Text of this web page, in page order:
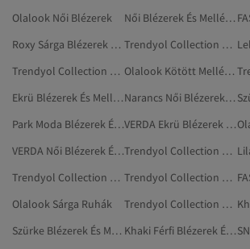
Olalook Női Blézerek
Női Blézerek És Mellények
Roxy Sárga Blézerek És Mellények
Trendyol Collection Szürke Blézerek És Mellények
Trendyol Collection Narancs Blézerek És Mellények
Olalook Kötött Mellények
Ekrü Blézerek És Mellények
Narancs Női Blézerek És Mellények
Park Moda Blézerek És Mellények
VERDA Ekrü Blézerek És Mellények
VERDA Női Blézerek És Mellények
Trendyol Collection Fehér Blézerek És Mellények
Trendyol Collection Férfi Blézerek És Mellények
Trendyol Collection Fekete Blézerek És Mellények
Olalook Sárga Ruhák
Trendyol Collection Ekrü Blézerek És Mellények
Szürke Blézerek És Mellények
Khaki Férfi Blézerek És Mellények